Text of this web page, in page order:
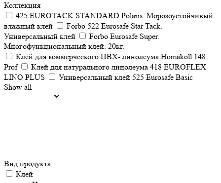
Коллекция
425 EUROTACK STANDARD Polaris. Морозоустойчивый
влажный клей
Forbo 522 Eurosafe Star Tack.
Универсальный клей
Forbo Eurosafe Super.
Многофункциональный клей. 20кг.
Клей для коммерческого ПВХ- линолеума Homakoll 148
Prof
Клей для натурального линолеума 418 EUROFLEX
LINO PLUS
Универсальный клей 525 Eurosafe Basic
Show all
Вид продукта
Клей